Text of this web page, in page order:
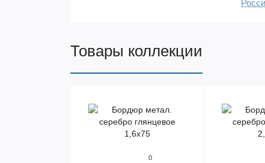
Товары коллекции
0